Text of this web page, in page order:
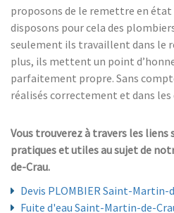
proposons de le remettre en
disposons pour cela des
seulement ils travaillent dans le
plus, ils mettent un point
parfaitement propre. Sans
réalisés correctement et dans les
Vous trouverez à travers les liens
pratiques et utiles au sujet de
de-Crau.
Devis PLOMBIER Saint-Martin-
Fuite d'eau Saint-Martin-de-